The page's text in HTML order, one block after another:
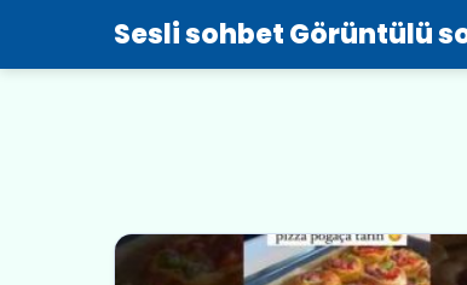
Sesli sohbet Görüntülü